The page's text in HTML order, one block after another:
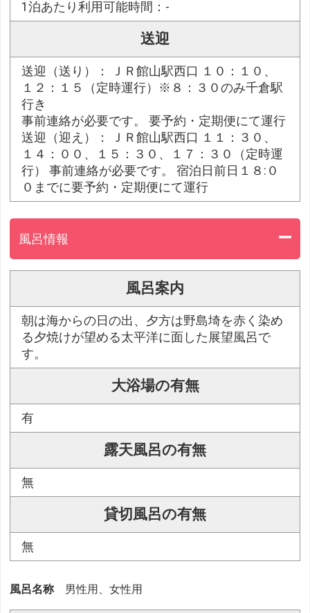
1泊あたり利用可能時間：-
送迎
送迎（送り）： ＪＲ館山駅西口 １０：１０、
１２：１５（定時運行）※８：３０のみ千倉駅
行き
事前連絡が必要です。 要予約・定期便にて運行
送迎（迎え）： ＪＲ館山駅西口 １１：３０、
１４：００、１５：３０、１７：３０（定時運
行） 事前連絡が必要です。 宿泊日前日１８:０
０までに要予約・定期便にて運行
風呂情報
風呂案内
朝は海からの日の出、夕方は野島埼を赤く染め
る夕焼けが望める太平洋に面した展望風呂で
す。
大浴場の有無
有
露天風呂の有無
無
貸切風呂の有無
無
風呂名称 男性用、女性用